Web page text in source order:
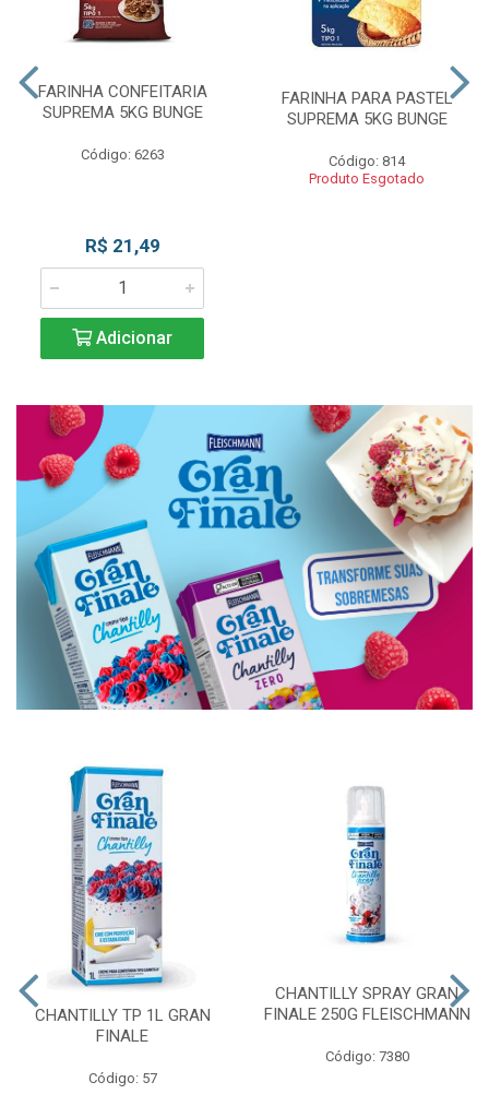
FARINHA CONFEITARIA
SUPREMA 5KG BUNGE
Código: 6263
R$ 21,49
Adicionar
FARINHA PARA PASTEL
SUPREMA 5KG BUNGE
Código: 814
Produto Esgotado
CHANTILLY TP 1L GRAN
FINALE
Código: 57
CHANTILLY SPRAY GRAN
FINALE 250G FLEISCHMANN
Código: 7380